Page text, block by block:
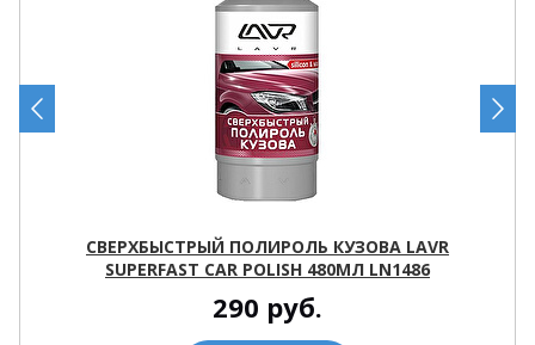
СВЕРХБЫСТРЫЙ ПОЛИРОЛЬ КУЗОВА LAVR
SUPERFAST CAR POLISH 480МЛ LN1486
290 руб.